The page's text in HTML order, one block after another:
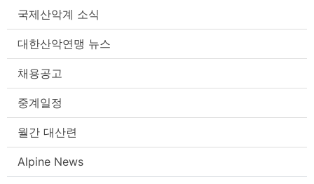
국제산악계 소식
대한산악연맹 뉴스
채용공고
중계일정
월간 대산련
Alpine News